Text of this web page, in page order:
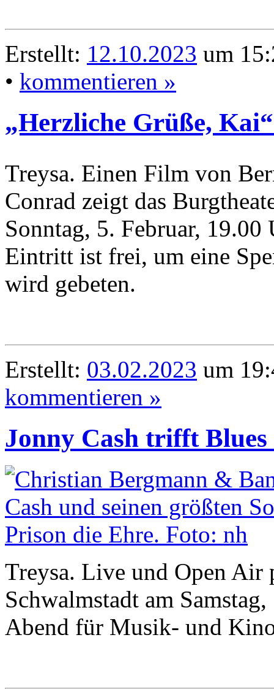
Erstellt: 12.10.2023 um
• kommentieren »
„Herzliche Grüße,
Treysa. Einen Film von
Conrad zeigt das
Sonntag, 5. Februar,
Eintritt ist frei, um eine
wird gebeten.
Erstellt: 03.02.2023 um
kommentieren »
Jonny Cash trifft
Treysa. Live und Open Air
Schwalmstadt am
Abend für Musik- und